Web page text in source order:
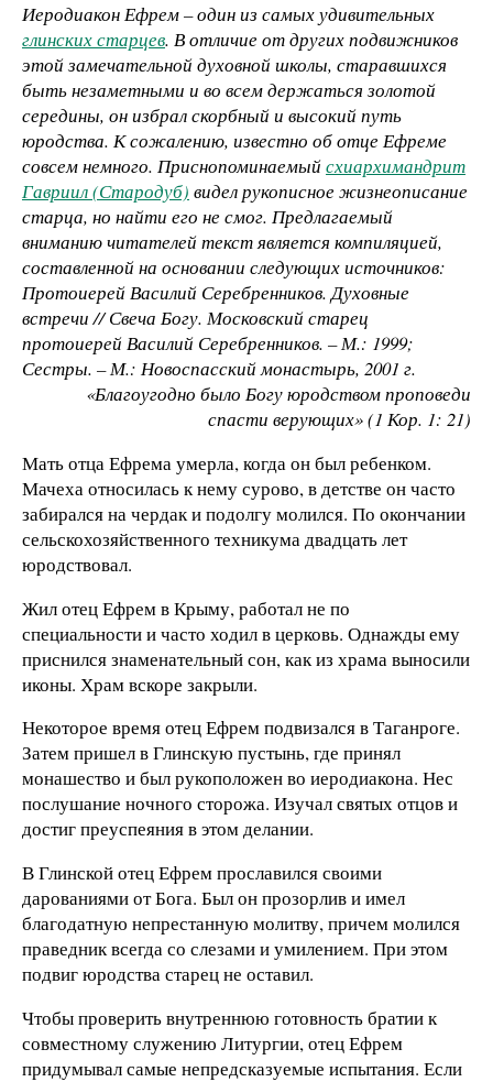
Иеродиакон Ефрем – один из самых удивительных
глинских старцев. В отличие от других подвижников
этой замечательной духовной школы, старавшихся
быть незаметными и во всем держаться золотой
середины, он избрал скорбный и высокий путь
юродства. К сожалению, известно об отце Ефреме
совсем немного. Приснопоминаемыйсхиархимандрит
Гавриил (Стародуб) видел рукописное жизнеописание
старца, но найти его не смог. Предлагаемый
вниманию читателей текст является компиляцией,
составленной на основании следующих источников:
Протоиерей Василий Серебренников. Духовные
встречи // Свеча Богу. Московский старец
протоиерей Василий Серебренников. – М.: 1999;
Сестры. – М.: Новоспасский монастырь, 2001 г.
«Благоугодно было Богу юродством проповеди
спасти верующих» (1 Кор. 1: 21)
Мать отца Ефрема умерла, когда он был ребенком.
Мачеха относилась к нему сурово, в детстве он часто
забирался на чердак и подолгу молился. По окончании
сельскохозяйственного техникума двадцать лет
юродствовал.
Жил отец Ефрем в Крыму, работал не по
специальности и часто ходил в церковь. Однажды ему
приснился знаменательный сон, как из храма выносили
иконы. Храм вскоре закрыли.
Некоторое время отец Ефрем подвизался в Таганроге.
Затем пришел в Глинскую пустынь, где принял
монашество и был рукоположен во иеродиакона. Нес
послушание ночного сторожа. Изучал святых отцов и
достиг преуспеяния в этом делании.
В Глинской отец Ефрем прославился своими
дарованиями от Бога. Был он прозорлив и имел
благодатную непрестанную молитву, причем молился
праведник всегда со слезами и умилением. При этом
подвиг юродства старец не оставил.
Чтобы проверить внутреннюю готовность братии к
совместному служению Литургии, отец Ефрем
придумывал самые непредсказуемые испытания. Если